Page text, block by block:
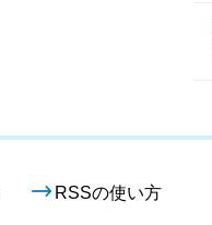
RSSの使い方